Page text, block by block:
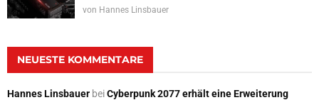
von Hannes Linsbauer
NEUESTE KOMMENTARE
Hannes Linsbauer beiCyberpunk 2077 erhält eine Erweiterung